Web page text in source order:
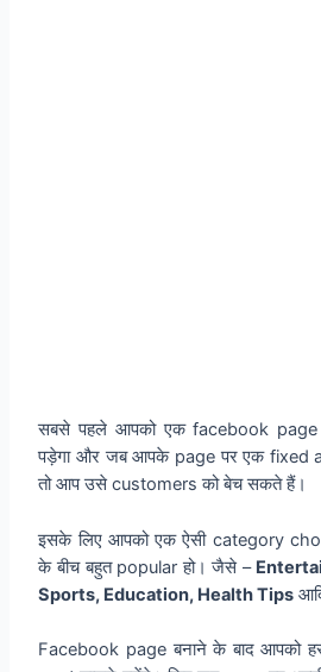
सबसे पहले आपको एक facebook page
पड़ेगा और जब आपके page पर एक fixed
तो आप उसे customers को बेच सकते हैं।
इसके लिए आपको एक ऐसी category
के बीच बहुत popular हो। जैसे –
Sports, Education, Health Tips
Facebook page बनाने के बाद आपको